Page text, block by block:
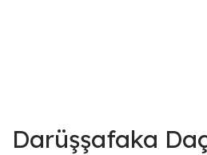
Darüşşafaka